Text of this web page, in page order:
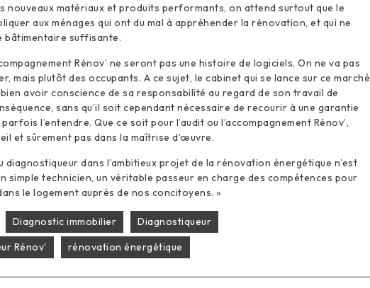
nouveaux matériaux et produits performants, on attend surtout que le
aux ménages qui ont du mal à appréhender la rénovation, et qui ne
bâtimentaire suffisante.
Rénov’ ne seront pas une histoire de logiciels. On ne va pas
mais plutôt des occupants. A ce sujet, le cabinet qui se lance sur ce marché
avoir conscience de sa responsabilité au regard de son travail de
sans qu’il soit cependant nécessaire de recourir à une garantie
l’entendre. Que ce soit pour l’audit ou l’accompagnement Rénov’,
et sûrement pas dans la maîtrise d’œuvre.
diagnostiqueur dans l’ambitieux projet de la rénovation énergétique n’est
simple technicien, un véritable passeur en charge des compétences pour
le logement auprès de nos concitoyens. »
Diagnostic immobilier
Diagnostiqueur
Rénov'
rénovation énergétique